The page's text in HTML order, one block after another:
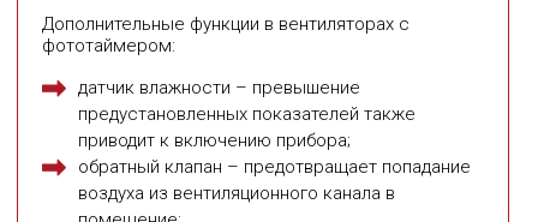
Дополнительные функции в вентиляторах с
фототаймером:
датчик влажности – превышение
предустановленных показателей также
приводит к включению прибора;
обратный клапан – предотвращает попадание
воздуха из вентиляционного канала в